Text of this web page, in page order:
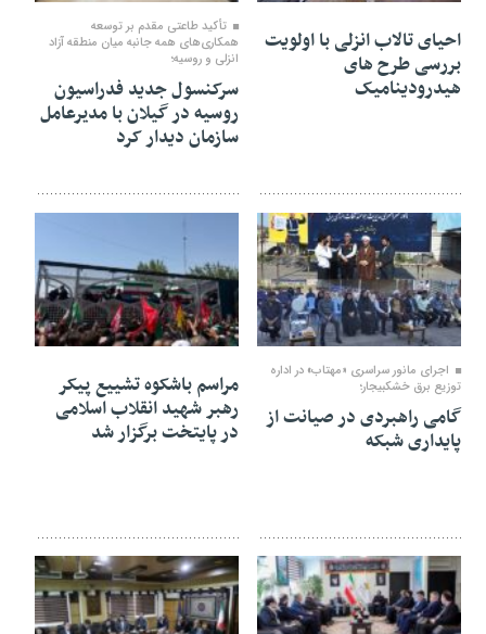
احیای تالاب انزلی با اولویت
بررسی طرح های
هیدرودینامیک
تأكید طاعتی مقدم بر توسعه
همكاری‌های همه جانبه میان منطقه آزاد
انزلی و روسیه؛
سرکنسول جدید فدراسیون
روسیه در گیلان با مدیرعامل
سازمان دیدار کرد
۰۶ مرداد ۱۴۰۵
اجرای مانور سراسری «مهتاب» در اداره
توزیع برق خشكبیجار؛
گامی راهبردی در صیانت از
پایداری شبکه
۱۶ تیر ۱۴۰۵
مراسم باشکوه تشییع پیکر
رهبر شهید انقلاب اسلامی
در پایتخت برگزار شد